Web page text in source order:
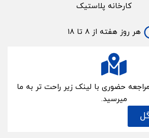
کارخانه پلاستیک
هر روز هفته از ۸ تا ۱۸
حضوری با لینک زیر راحت تر به ما
میرسید.